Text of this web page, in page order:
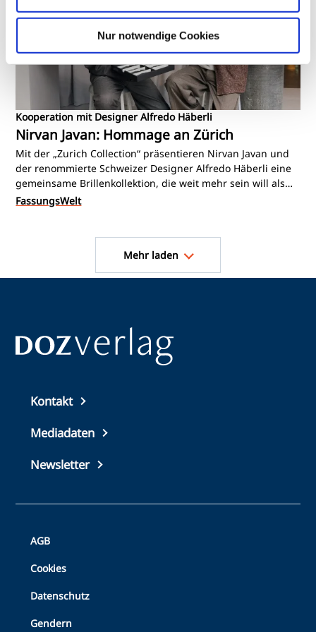
Nur notwendige Cookies
Kooperation mit Designer Alfredo Häberli
Nirvan Javan: Hommage an Zürich
Mit der „Zurich Collection“ präsentieren Nirvan Javan und
der renommierte Schweizer Designer Alfredo Häberli eine
gemeinsame Brillenkollektion, die weit mehr sein will als
eine weitere Serie 3D-gedruckter Fassungen. Entstanden
Fertigungstechnologien und einen klaren Blick auf die
Zukunft des Brillendesigns. Für Augenoptikerinnen und
Augenoptiker eröffnet sie zugleich neue Möglichkeiten,
FassungsWelt
Seitennummerierung
Mehr laden
Top
footer
Kontakt
Mediadaten
Newsletter
Bottom
Footer
AGB
Cookies
Datenschutz
Gendern